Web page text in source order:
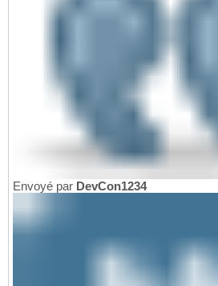
Envoyé par DevCon1234